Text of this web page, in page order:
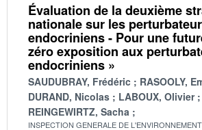
Évaluation de la deuxième
nationale sur les
endocriniens - Pour une
zéro exposition aux
endocriniens »
SAUDUBRAY, Frédéric
RASOOLY,
DURAND, Nicolas
LABOUX, Olivier
REINGEWIRTZ, Sacha
INSPECTION GENERALE DE